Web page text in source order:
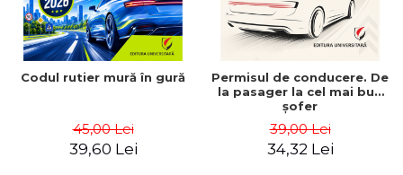
Codul rutier mură în gură
45,00 Lei
39,60 Lei
Permisul de conducere. De
la pasager la cel mai bun
şofer
39,00 Lei
34,32 Lei